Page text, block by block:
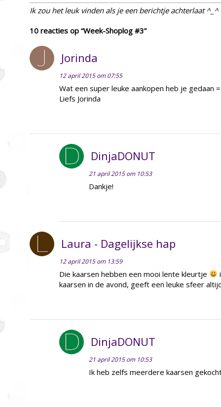
Ik zou het leuk vinden als je een berichtje achterlaat ^_^
10 reacties op “Week-Shoplog #3”
Jorinda
12 april 2015 om 07:55
Wat een super leuke aankopen heb je gedaan
Liefs Jorinda
DinjaDONUT
21 april 2015 om 10:53
Dankje!
Laura - Dagelijkse hap
12 april 2015 om 13:59
Die kaarsen hebben een mooi lente kleurtje
kaarsen in de avond, geeft een leuke sfeer
DinjaDONUT
21 april 2015 om 10:53
Ik heb zelfs meerdere kaarsen